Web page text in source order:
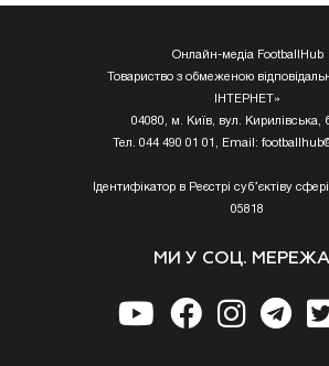
Онлайн-медіа FootballHub
Товариство з обмеженою
ІНТЕРНЕТ»
04080, м. Київ, вул. Кирилівська,
Тел. 044 490 01 01, Email:
Ідентифікатор в Реєстрі суб’єктіву
05818
МИ У СОЦ.